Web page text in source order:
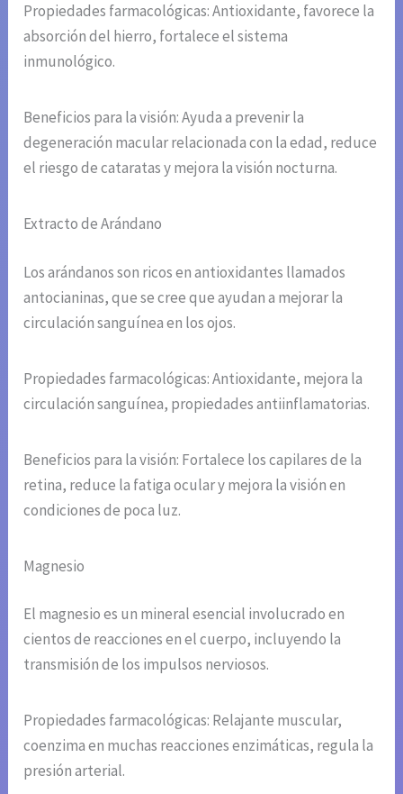
Propiedades farmacológicas: Antioxidante, favorece la
absorción del hierro, fortalece el sistema
inmunológico.
Beneficios para la visión: Ayuda a prevenir la
degeneración macular relacionada con la edad, reduce
el riesgo de cataratas y mejora la visión nocturna.
Extracto de Arándano
Los arándanos son ricos en antioxidantes llamados
antocianinas, que se cree que ayudan a mejorar la
circulación sanguínea en los ojos.
Propiedades farmacológicas: Antioxidante, mejora la
circulación sanguínea, propiedades antiinflamatorias.
Beneficios para la visión: Fortalece los capilares de la
retina, reduce la fatiga ocular y mejora la visión en
condiciones de poca luz.
Magnesio
El magnesio es un mineral esencial involucrado en
cientos de reacciones en el cuerpo, incluyendo la
transmisión de los impulsos nerviosos.
Propiedades farmacológicas: Relajante muscular,
coenzima en muchas reacciones enzimáticas, regula la
presión arterial.